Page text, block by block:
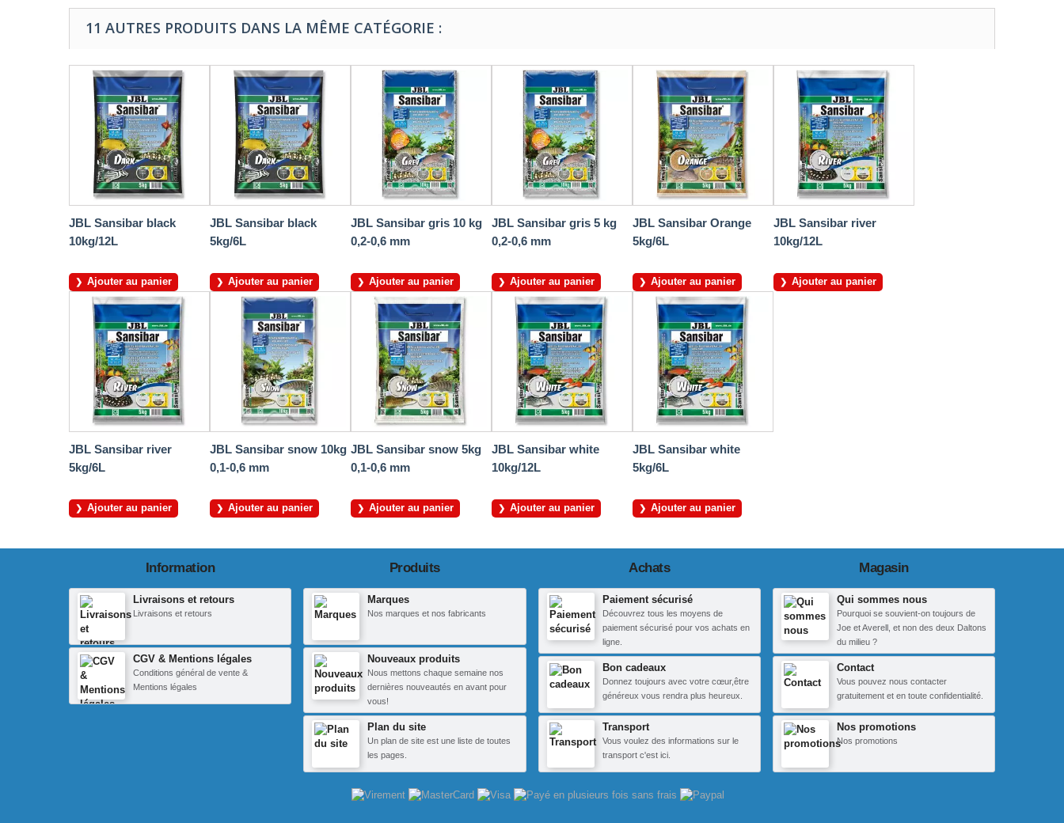
11 AUTRES PRODUITS DANS LA MÊME CATÉGORIE :
JBL Sansibar black
10kg/12L
Ajouter au panier
JBL Sansibar black
5kg/6L
Ajouter au panier
JBL Sansibar gris 10 kg
0,2-0,6 mm
Ajouter au panier
JBL Sansibar gris 5 kg
0,2-0,6 mm
Ajouter au panier
JBL Sansibar Orange
5kg/6L
Ajouter au panier
JBL Sansibar river
10kg/12L
Ajouter au panier
JBL Sansibar river
5kg/6L
Ajouter au panier
JBL Sansibar snow 10kg
0,1-0,6 mm
Ajouter au panier
JBL Sansibar snow 5kg
0,1-0,6 mm
Ajouter au panier
JBL Sansibar white
10kg/12L
Ajouter au panier
JBL Sansibar white
5kg/6L
Ajouter au panier
Information
Livraisons et retours
Livraisons et retours
CGV & Mentions légales
Conditions général de vente &
Mentions légales
Produits
Marques
Nos marques et nos fabricants
Nouveaux produits
Nous mettons chaque semaine nos
dernières nouveautés en avant pour
vous!
Plan du site
Un plan de site est une liste de toutes
les pages.
Achats
Paiement sécurisé
Découvrez tous les moyens de
paiement sécurisé pour vos achats en
ligne.
Bon cadeaux
Donnez toujours avec votre cœur,être
généreux vous rendra plus heureux.
Transport
Vous voulez des informations sur le
transport c'est ici.
Magasin
Qui sommes nous
Pourquoi se souvient-on toujours de
Joe et Averell, et non des deux Daltons
du milieu ?
Contact
Vous pouvez nous contacter
gratuitement et en toute confidentialité.
Nos promotions
Nos promotions